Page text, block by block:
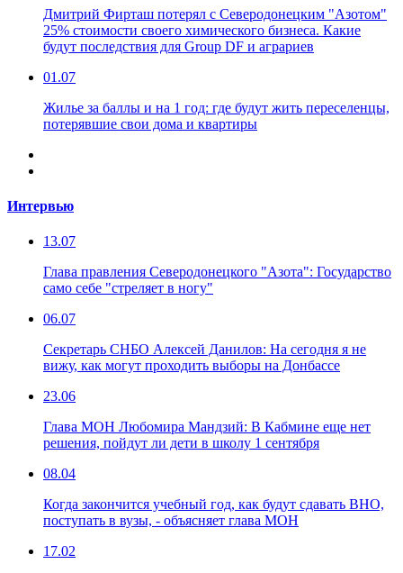
Дмитрий Фирташ потерял с Северодонецким "Азотом"
25% стоимости своего химического бизнеса. Какие
будут последствия для Group DF и аграриев
01.07
Жилье за баллы и на 1 год: где будут жить переселенцы,
потерявшие свои дома и квартиры
Интервью
13.07
Глава правления Северодонецкого "Азота": Государство
само себе "стреляет в ногу"
06.07
Секретарь СНБО Алексей Данилов: На сегодня я не
вижу, как могут проходить выборы на Донбассе
23.06
Глава МОН Любомира Мандзий: В Кабмине еще нет
решения, пойдут ли дети в школу 1 сентября
08.04
Когда закончится учебный год, как будут сдавать ВНО,
поступать в вузы, - объясняет глава МОН
17.02